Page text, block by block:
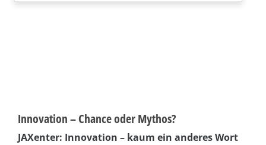
Innovation – Chance oder Mythos?
JAXenter: Innovation – kaum ein anderes Wort